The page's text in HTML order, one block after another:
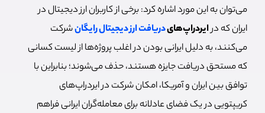
می‌توان به این مورد اشاره کرد: برخی از کاربران ارز دیجیتال در
ایران که درایردراپ‌هایدریافت ارز دیجیتال رایگانشرکت
می‌کنند، به دلیل ایرانی بودن در اغلب پروژه‌ها از لیست کسانی
که مستحق دریافت جایزه هستند، حذف می‌شوند؛ بنابراین با
توافق بین ایران و آمریکا، امکان شرکت در ایردراپ‌های
کریپتویی در یک فضای عادلانه برای معامله‌گران ایرانی فراهم